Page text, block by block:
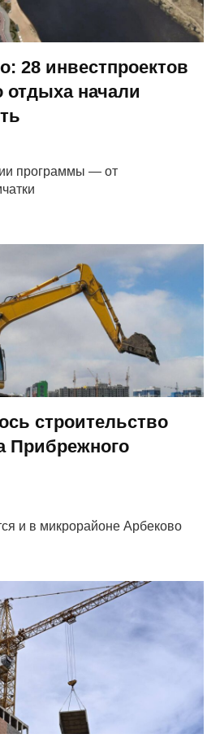
28 инвестпроектов
отдыха начали
программы — от
строительство
Прибрежного
и в микрорайоне Арбеково